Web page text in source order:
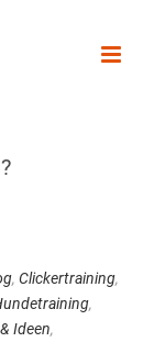
, Clickertraining,
,
Ideen,